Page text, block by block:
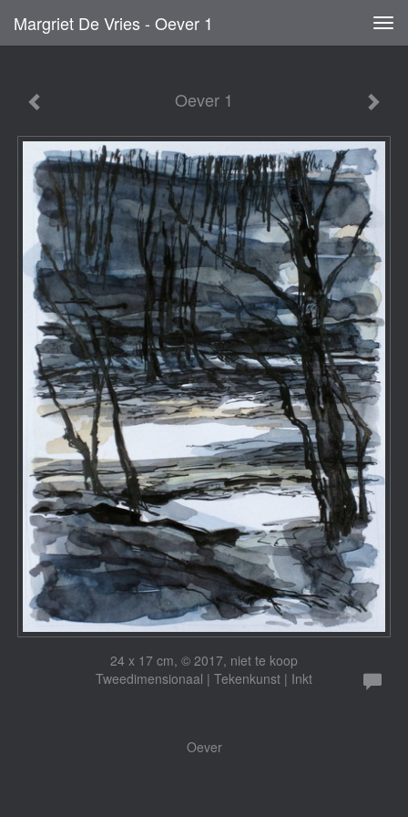
Margriet De Vries - Oever 1
Oever 1
24 x 17 cm, © 2017, niet te koop
Tweedimensionaal | Tekenkunst | Inkt
Oever